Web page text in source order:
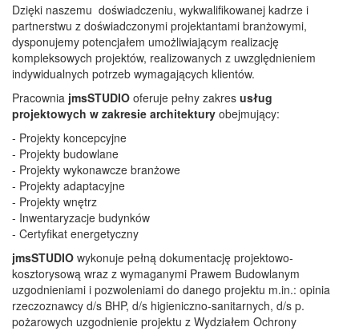
Dzięki naszemu doświadczeniu, wykwalifikowanej kadrze i
partnerstwu z doświadczonymi projektantami branżowymi,
dysponujemy potencjałem umożliwiającym realizację
kompleksowych projektów, realizowanych z uwzględnieniem
indywidualnych potrzeb wymagających klientów.
Pracownia jmsSTUDIO oferuje pełny zakres usług
projektowych w zakresie architektury obejmujący:
- Projekty koncepcyjne
- Projekty budowlane
- Projekty wykonawcze branżowe
- Projekty adaptacyjne
- Projekty wnętrz
- Inwentaryzacje budynków
- Certyfikat energetyczny
jmsSTUDIO wykonuje pełną dokumentację projektowo-
kosztorysową wraz z wymaganymi Prawem Budowlanym
uzgodnieniami i pozwoleniami do danego projektu m.in.: opinia
rzeczoznawcy d/s BHP, d/s higieniczno-sanitarnych, d/s p.
pożarowych uzgodnienie projektu z Wydziałem Ochrony